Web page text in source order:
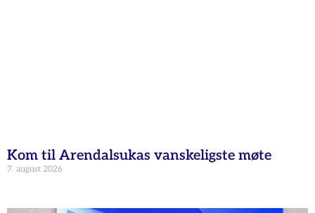
Kom til Arendalsukas vanskeligste møte
7. august 2026